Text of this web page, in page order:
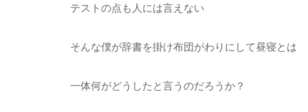
テストの点も人には言えない
そんな僕が辞書を掛け布団がわりにして昼寝とは
一体何がどうしたと言うのだろうか？